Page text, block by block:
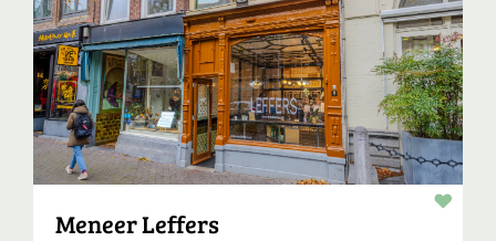
Meneer Leffers